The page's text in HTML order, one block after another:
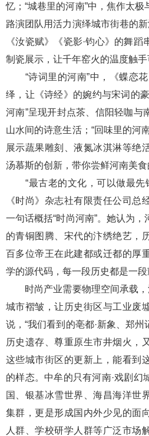
忆；“城巷里的河南”中，焦作太
路演团队用活力演绎城市街巷的
《汝瓷赋》《瓷影·钧心》的舞
制瓷展示，让千年窑火的温度触手
“诗词里的河南”中，《蝶恋花
绎，让《诗经》的婉约与宋词的
河南”呈现开封点茶、信阳轻咖与
山水间的诗意生活；“回味里的河
展示蔬果雕刻、液氮冰淇淋等绝
汤慕斯的创新，带你尝鲜河南美食
“最古老的文化，可以做最先
《时尚》杂志社有限责任公司总
一句话概括“时尚河南”。她认为
的青铜图腾、宋代的汴绣绝艺，
百多位帝王在此建都或迁都的厚
学的源代码，每一段历史都是一段
时尚产业需要物理空间承载，
城市褶皱，让历史街区与工业废
说，“我们看到的亳都·新象、郑
历史遗存、尊重原生市井烟火，
这些城市街区的更新上，能看到
的样态。中牟的只有河南·戏剧幻
国、银基冰雪世界、海昌海洋世
集群，更是形成国内外少见的面
人群、学校研学人群等广泛市场